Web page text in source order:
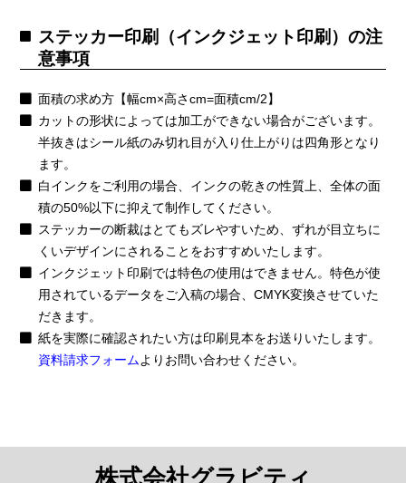
ステッカー印刷（インクジェット印刷）の注
意事項
面積の求め方【幅cm×高さcm=面積cm/2】
カットの形状によっては加工ができない場合がございます。
半抜きはシール紙のみ切れ目が入り仕上がりは四角形となり
ます。
白インクをご利用の場合、インクの乾きの性質上、全体の面
積の50%以下に抑えて制作してください。
ステッカーの断裁はとてもズレやすいため、ずれが目立ちに
くいデザインにされることをおすすめいたします。
インクジェット印刷では特色の使用はできません。特色が使
用されているデータをご入稿の場合、CMYK変換させていた
だきます。
紙を実際に確認されたい方は印刷見本をお送りいたします。
資料請求フォームよりお問い合わせください。
株式会社グラビティ